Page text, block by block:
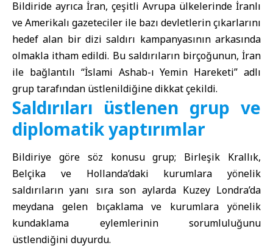
Bildiride ayrıca İran, çeşitli Avrupa ülkelerinde İranlı
ve Amerikalı gazeteciler ile bazı devletlerin çıkarlarını
hedef alan bir dizi saldırı kampanyasının arkasında
olmakla itham edildi. Bu saldırıların birçoğunun, İran
ile bağlantılı “İslami Ashab-ı Yemin Hareketi” adlı
grup tarafından üstlenildiğine dikkat çekildi.
Saldırıları üstlenen grup ve
diplomatik yaptırımlar
Bildiriye göre söz konusu grup; Birleşik Krallık,
Belçika ve Hollanda’daki kurumlara yönelik
saldırıların yanı sıra son aylarda Kuzey Londra’da
meydana gelen bıçaklama ve kurumlara yönelik
kundaklama eylemlerinin sorumluluğunu
üstlendiğini duyurdu.